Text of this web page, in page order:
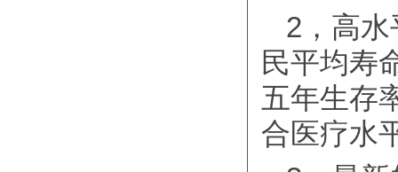
2，高
民平均寿
五年生存
合医疗水